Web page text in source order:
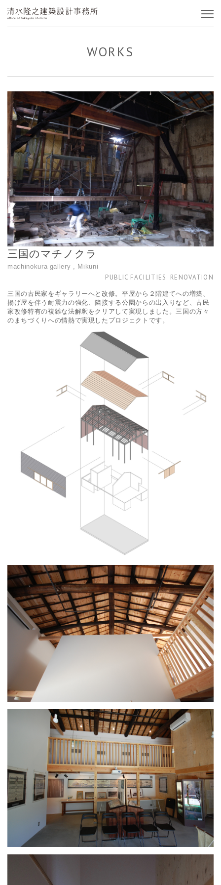
WORKS
三国のマチノクラ
machinokura gallery , Mikuni
PUBLIC FACILITIES RENOVATION
三国の古民家をギャラリーへと改修。平屋から２階建てへの増築、
揚げ屋を伴う耐震力の強化、隣接する公園からの出入りなど、古民
家改修特有の複雑な法解釈をクリアして実現しました。三国の方々
のまちづくりへの情熱で実現したプロジェクトです。